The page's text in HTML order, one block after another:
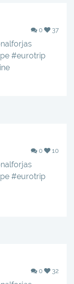
0 37
#eurotrip
0 10
#eurotrip
0 32